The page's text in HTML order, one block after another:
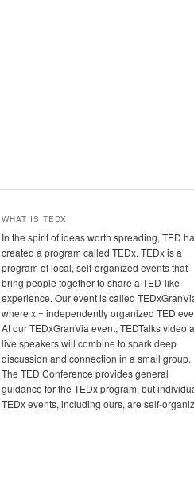
WHAT IS TEDX
In the spirit of ideas worth spreading, TED
created a program called TEDx. TEDx is a
program of local, self-organized events that
bring people together to share a TED-like
experience. Our event is called
where x = independently organized TED
At our TEDxGranVia event, TEDTalks video
live speakers will combine to spark deep
discussion and connection in a small group.
The TED Conference provides general
guidance for the TEDx program, but
TEDx events, including ours, are self-